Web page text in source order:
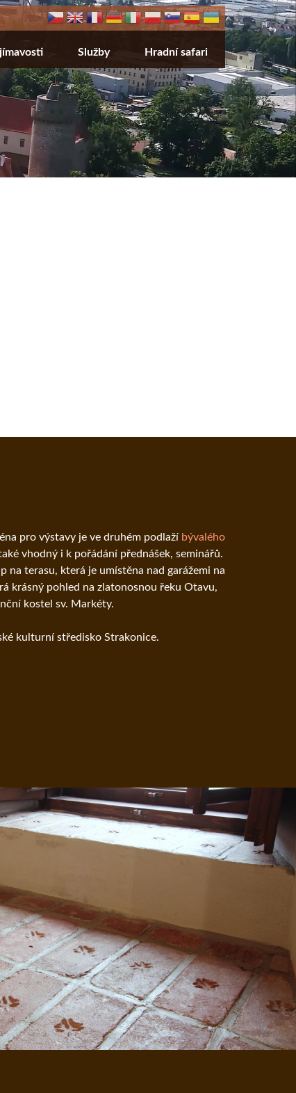
Služby Hradní safari
pro výstavy je ve druhém podlaží bývalého
vhodný i k pořádání přednášek, seminářů.
na terasu, která je umístěna nad garážemi na
krásný pohled na zlatonosnou řeku Otavu,
kostel sv. Markéty.
kulturní středisko Strakonice.